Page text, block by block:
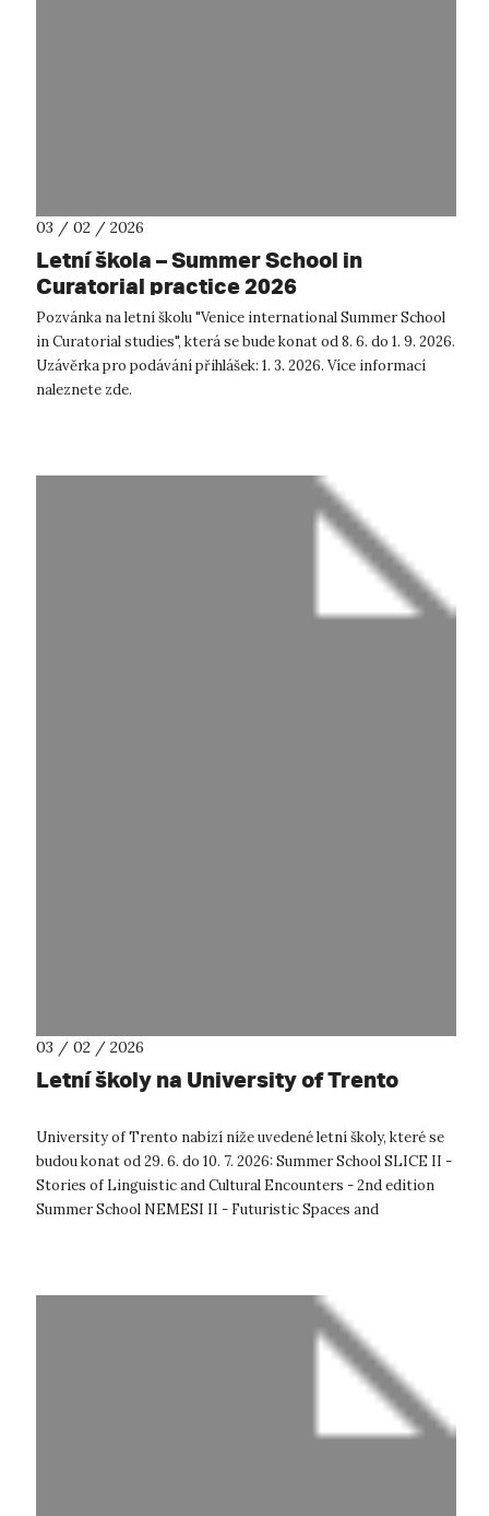
03 / 02 / 2026
Letní škola – Summer School in
Curatorial practice 2026
Pozvánka na letní školu "Venice international Summer School
in Curatorial studies", která se bude konat od 8. 6. do 1. 9. 2026.
Uzávěrka pro podávání přihlášek: 1. 3. 2026. Více informací
naleznete zde.
03 / 02 / 2026
Letní školy na University of Trento
University of Trento nabízí níže uvedené letní školy, které se
budou konat od 29. 6. do 10. 7. 2026: Summer School SLICE II -
Stories of Linguistic and Cultural Encounters - 2nd edition
Summer School NEMESI II - Futuristic Spaces and